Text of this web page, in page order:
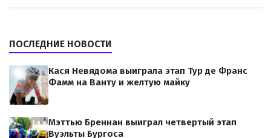
ПОСЛЕДНИЕ НОВОСТИ
Кася Невядома выиграла этап Тур де Франс
Фамм на Ванту и желтую майку
Мэттью Бреннан выиграл четвертый этап
Вуэльты Бургоса